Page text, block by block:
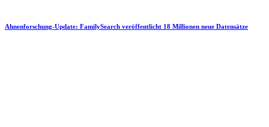
Ahnenforschung-Update: FamilySearch veröffentlicht 18 Millionen neue Datensätze